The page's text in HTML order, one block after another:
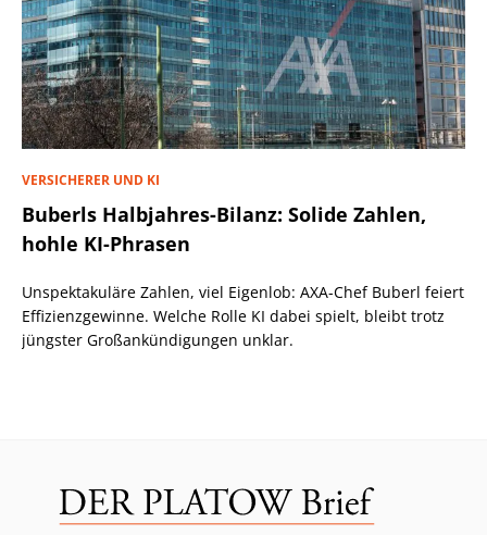
VERSICHERER UND KI
Buberls Halbjahres-Bilanz: Solide Zahlen,
hohle KI-Phrasen
Unspektakuläre Zahlen, viel Eigenlob: AXA-Chef Buberl feiert
Effizienzgewinne. Welche Rolle KI dabei spielt, bleibt trotz
jüngster Großankündigungen unklar.